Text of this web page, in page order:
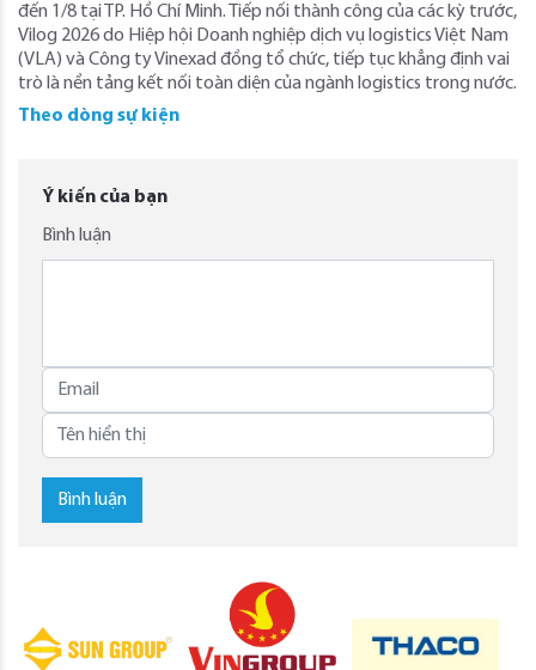
đến 1/8 tại TP. Hồ Chí Minh. Tiếp nối thành công của các kỳ trước,
Vilog 2026 do Hiệp hội Doanh nghiệp dịch vụ logistics Việt Nam
(VLA) và Công ty Vinexad đồng tổ chức, tiếp tục khẳng định vai
trò là nền tảng kết nối toàn diện của ngành logistics trong nước.
Theo dòng sự kiện
Ý kiến của bạn
Bình luận
Bình luận